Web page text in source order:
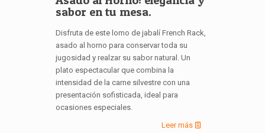
sabor en tu mesa.
Disfruta de este lomo de jabalí French Rack,
asado al horno para conservar toda su
jugosidad y realzar su sabor natural. Un
plato espectacular que combina la
intensidad de la carne silvestre con una
presentación sofisticada, ideal para
ocasiones especiales.
Leer más